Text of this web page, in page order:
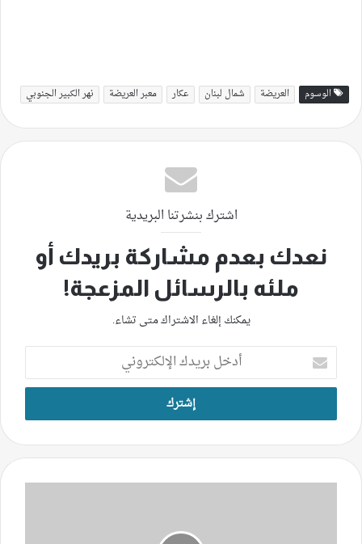
الوسوم العريضة شمال لبنان عكار معبر العريضة نهر الكبير الجنوبي
اشترك بنشرتنا البريدية
نعدك بعدم مشاركة بريدك أو
ملئه بالرسائل المزعجة!
يمكنك إلغاء الاشتراك متى تشاء.
أدخل
بريدك
الإلكتروني